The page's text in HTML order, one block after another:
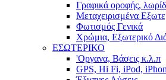
Γραφικά οροφής,
Μεταχειρισμένα
Φωτισμός Γενικά
Χρώμια, Εξωτερικό
ΕΣΩΤΕΡΙΚΟ
'Οργανα, Βάσεις κ.λ.π
GPS, Hi Fi, iPod,